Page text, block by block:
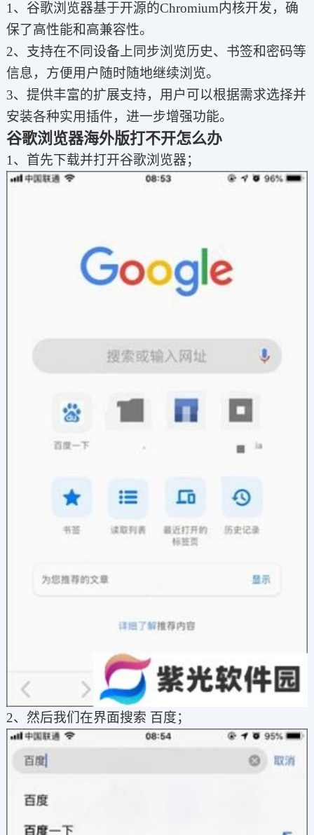
1、谷歌浏览器基于开源的Chromium内核开发，确
保了高性能和高兼容性。
2、支持在不同设备上同步浏览历史、书签和密码等
信息，方便用户随时随地继续浏览。
3、提供丰富的扩展支持，用户可以根据需求选择并
安装各种实用插件，进一步增强功能。
谷歌浏览器海外版打不开怎么办
1、首先下载并打开谷歌浏览器；
2、然后我们在界面搜索 百度；